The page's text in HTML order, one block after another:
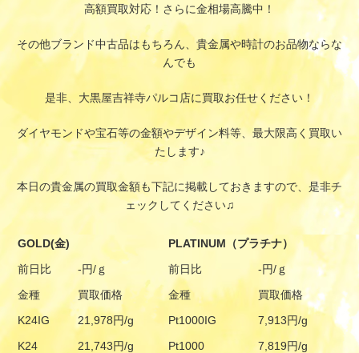
高額買取対応！さらに金相場高騰中！
その他ブランド中古品はもちろん、貴金属や時計のお品物ならな
んでも
是非、大黒屋吉祥寺パルコ店に買取お任せください！
ダイヤモンドや宝石等の金額やデザイン料等、最大限高く買取い
たします♪
本日の貴金属の買取金額も下記に掲載しておきますので、是非チ
ェックしてください♫
GOLD(金)
PLATINUM（プラチナ）
前日比
-円/ｇ 前日比
-円/ｇ
金種
買取価格 金種
買取価格
K24IG
21,978円/g Pt1000IG
7,913円/g
K24
21,743円/g Pt1000
7,819円/g